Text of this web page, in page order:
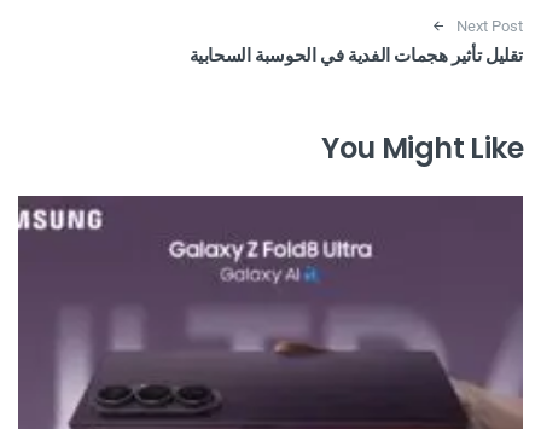
Next Post
تقليل تأثير هجمات الفدية في الحوسبة السحابية
You Might Like